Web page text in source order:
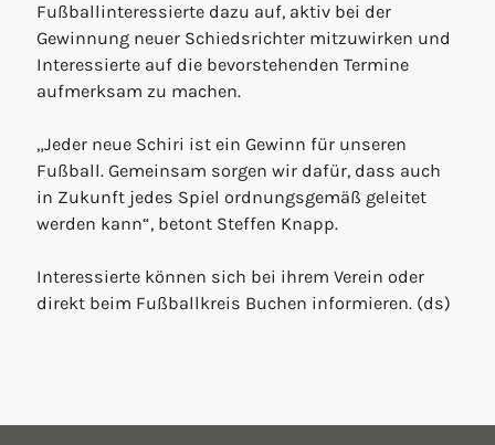
Fußballinteressierte dazu auf, aktiv bei der
Gewinnung neuer Schiedsrichter mitzuwirken und
Interessierte auf die bevorstehenden Termine
aufmerksam zu machen.
„Jeder neue Schiri ist ein Gewinn für unseren
Fußball. Gemeinsam sorgen wir dafür, dass auch
in Zukunft jedes Spiel ordnungsgemäß geleitet
werden kann“, betont Steffen Knapp.
Interessierte können sich bei ihrem Verein oder
direkt beim Fußballkreis Buchen informieren. (ds)